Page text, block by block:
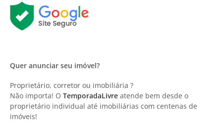
Quer anunciar seu imóvel?
Proprietário, corretor ou imobiliária ?
Não importa! O TemporadaLivre atende bem desde o
proprietário individual até imobiliárias com centenas de
imóveis!